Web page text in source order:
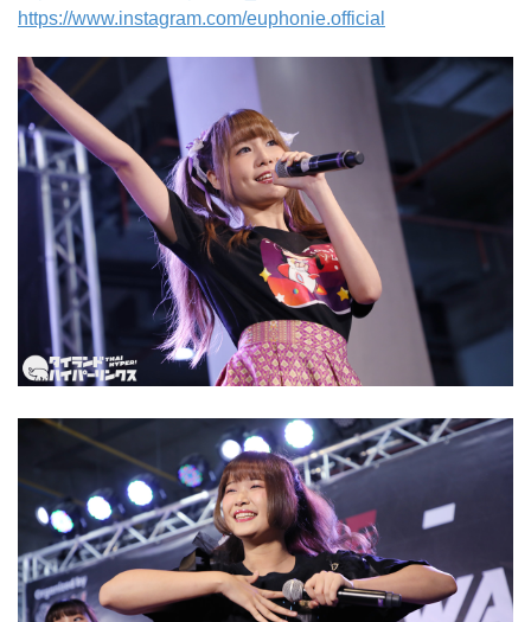
https://www.instagram.com/euphonie.official